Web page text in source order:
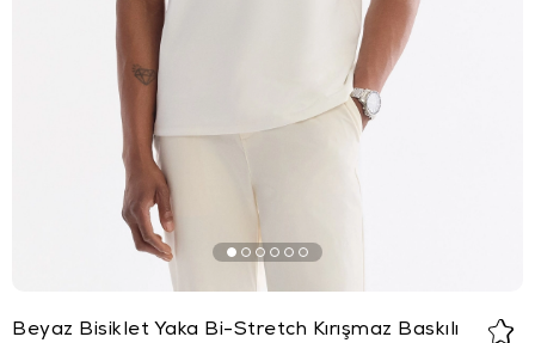
Beyaz Bisiklet Yaka Bi-Stretch Kırışmaz Baskılı